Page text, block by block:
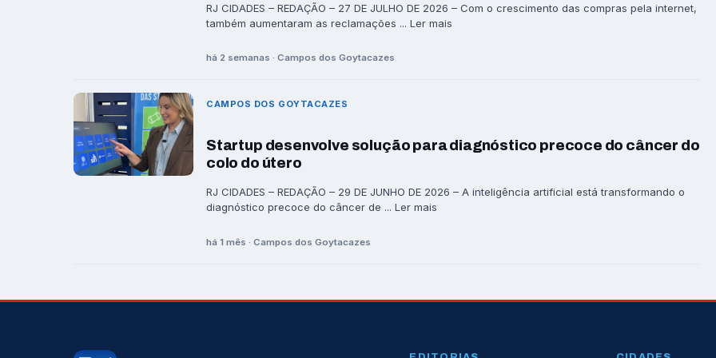
RJ CIDADES – REDAÇÃO – 27 DE JULHO DE 2026 – Com o crescimento das compras pela internet,
também aumentaram as reclamações ... Ler mais
há 2 semanas · Campos dos Goytacazes
CAMPOS DOS GOYTACAZES
Startup desenvolve solução para diagnóstico precoce do câncer do
colo do útero
RJ CIDADES – REDAÇÃO – 29 DE JUNHO DE 2026 – A inteligência artificial está transformando o
diagnóstico precoce do câncer de ... Ler mais
há 1 mês · Campos dos Goytacazes